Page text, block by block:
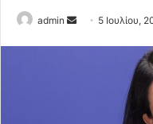
admin
Send 5 Ιουλίου,